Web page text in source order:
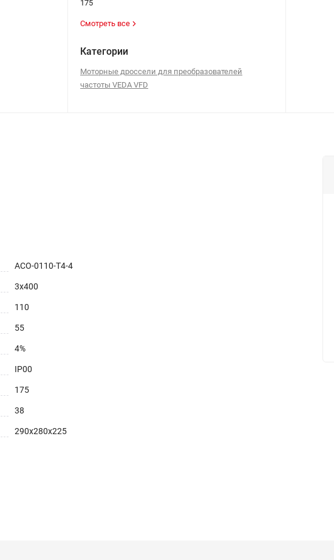
175
Смотреть все
Категории
Моторные дроссели для преобразователей
частоты VEDA VFD
ACO-0110-T4-4
3х400
110
55
4%
IP00
175
38
290х280х225